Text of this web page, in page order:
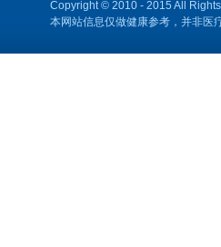
Copyright © 2010 - 2015 All
本网站信息仅做健康参考，并非医